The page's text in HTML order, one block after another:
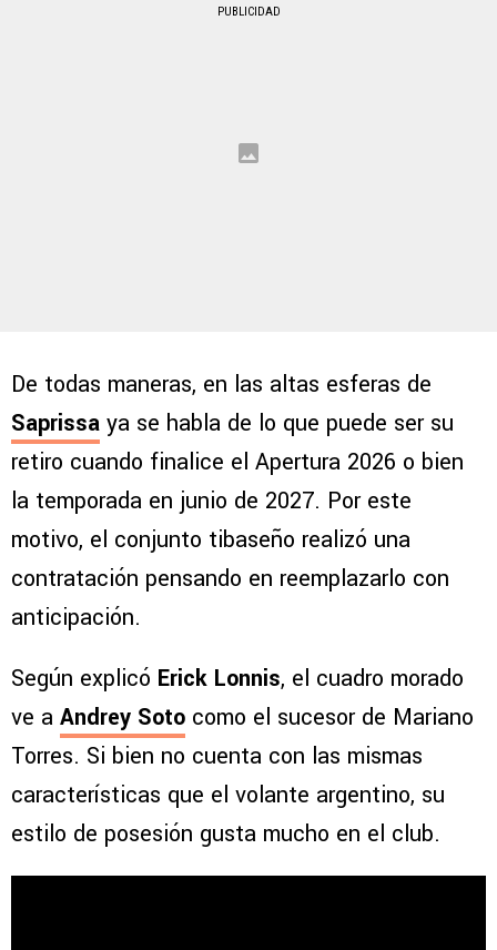
PUBLICIDAD
De todas maneras, en las altas esferas de
Saprissa ya se habla de lo que puede ser su
retiro cuando finalice el Apertura 2026 o bien
la temporada en junio de 2027. Por este
motivo, el conjunto tibaseño realizó una
contratación pensando en reemplazarlo con
anticipación.
Según explicó Erick Lonnis, el cuadro morado
ve a Andrey Soto como el sucesor de Mariano
Torres. Si bien no cuenta con las mismas
características que el volante argentino, su
estilo de posesión gusta mucho en el club.